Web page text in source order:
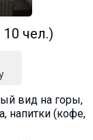
10 чел.)
вид на горы,
напитки (кофе,